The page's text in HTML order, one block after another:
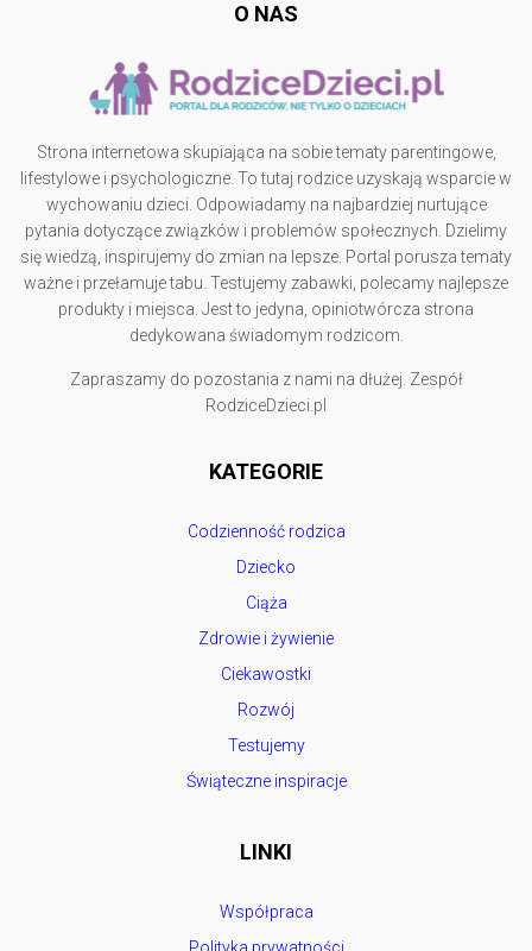
O NAS
Strona internetowa skupiająca na sobie tematy parentingowe,
lifestylowe i psychologiczne. To tutaj rodzice uzyskają wsparcie w
wychowaniu dzieci. Odpowiadamy na najbardziej nurtujące
pytania dotyczące związków i problemów społecznych. Dzielimy
się wiedzą, inspirujemy do zmian na lepsze. Portal porusza tematy
ważne i przełamuje tabu. Testujemy zabawki, polecamy najlepsze
produkty i miejsca. Jest to jedyna, opiniotwórcza strona
dedykowana świadomym rodzicom.
Zapraszamy do pozostania z nami na dłużej. Zespół
RodziceDzieci.pl
KATEGORIE
Codzienność rodzica
Dziecko
Ciąża
Zdrowie i żywienie
Ciekawostki
Rozwój
Testujemy
Świąteczne inspiracje
LINKI
Współpraca